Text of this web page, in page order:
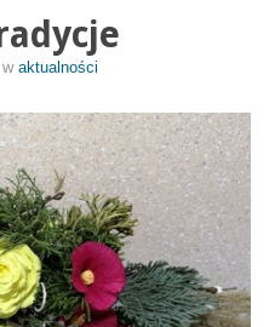
w aktualności